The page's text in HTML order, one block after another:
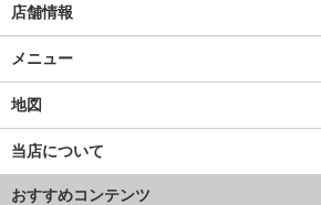
店舗情報
メニュー
地図
当店について
おすすめコンテンツ